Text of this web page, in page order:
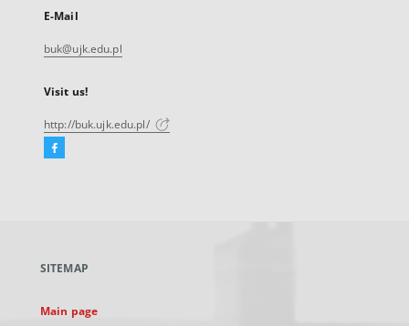
E-Mail
buk@ujk.edu.pl
Visit us!
http://buk.ujk.edu.pl/
Facebook
new
SITEMAP
Main page